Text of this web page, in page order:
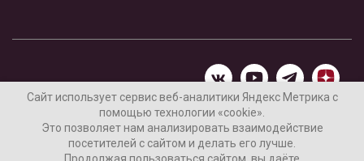
Материалы предоставлены редакцией Интернет-газеты
«Ваши новости»
Сайт использует сервис веб-аналитики Яндекс Метрика с
помощью технологии «cookie».
Это позволяет нам анализировать взаимодействие
посетителей с сайтом и делать его лучше.